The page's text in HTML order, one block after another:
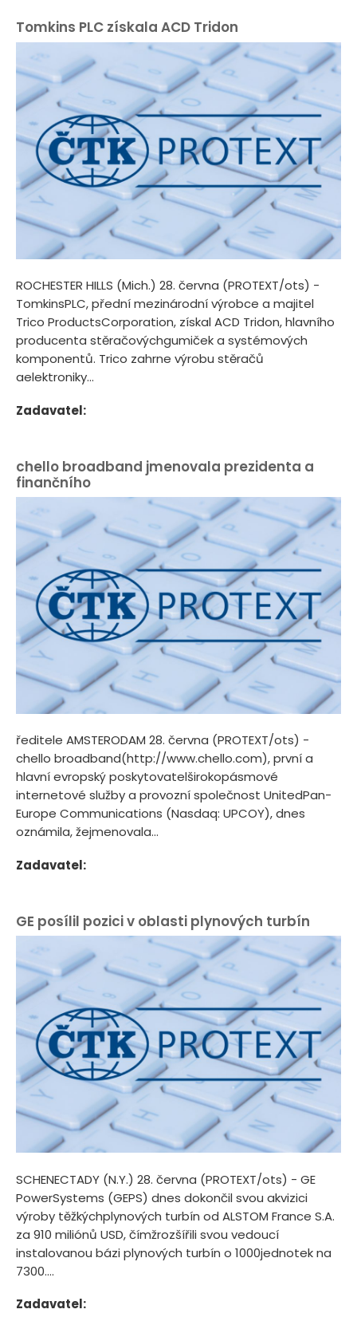
Tomkins PLC získala ACD Tridon
ROCHESTER HILLS (Mich.) 28. června (PROTEXT/ots) -
TomkinsPLC, přední mezinárodní výrobce a majitel
Trico ProductsCorporation, získal ACD Tridon, hlavního
producenta stěračovýchgumiček a systémových
komponentů. Trico zahrne výrobu stěračů
aelektroniky...
Zadavatel:
chello broadband jmenovala prezidenta a
finančního
ředitele AMSTERODAM 28. června (PROTEXT/ots) -
chello broadband(http://www.chello.com), první a
hlavní evropský poskytovatelširokopásmové
internetové služby a provozní společnost UnitedPan-
Europe Communications (Nasdaq: UPCOY), dnes
oznámila, žejmenovala...
Zadavatel:
GE posílil pozici v oblasti plynových turbín
SCHENECTADY (N.Y.) 28. června (PROTEXT/ots) - GE
PowerSystems (GEPS) dnes dokončil svou akvizici
výroby těžkýchplynových turbín od ALSTOM France S.A.
za 910 miliónů USD, čímžrozšířili svou vedoucí
instalovanou bázi plynových turbín o 1000jednotek na
7300....
Zadavatel: